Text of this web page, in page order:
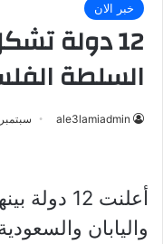
خبر الان
12 دولة
السلطة
ale3lamiadmin سبتمبر 27, 2025
أعلنت 12
واليابان